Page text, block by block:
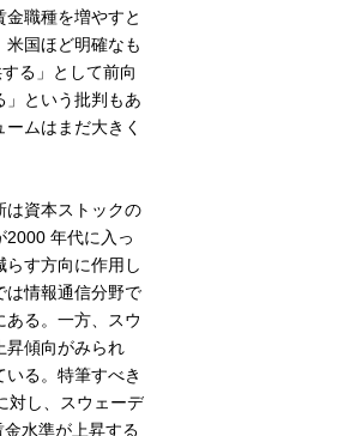
職種を増やすと
国ほど明確なも
る」として前向
」という批判もあ
ムはまだ大きく
は資本ストックの
2000 年代に入っ
す方向に作用し
は情報通信分野で
る。一方、スウ
昇傾向がみられ
る。特筆すべき
対し、スウェーデ
水準が上昇する